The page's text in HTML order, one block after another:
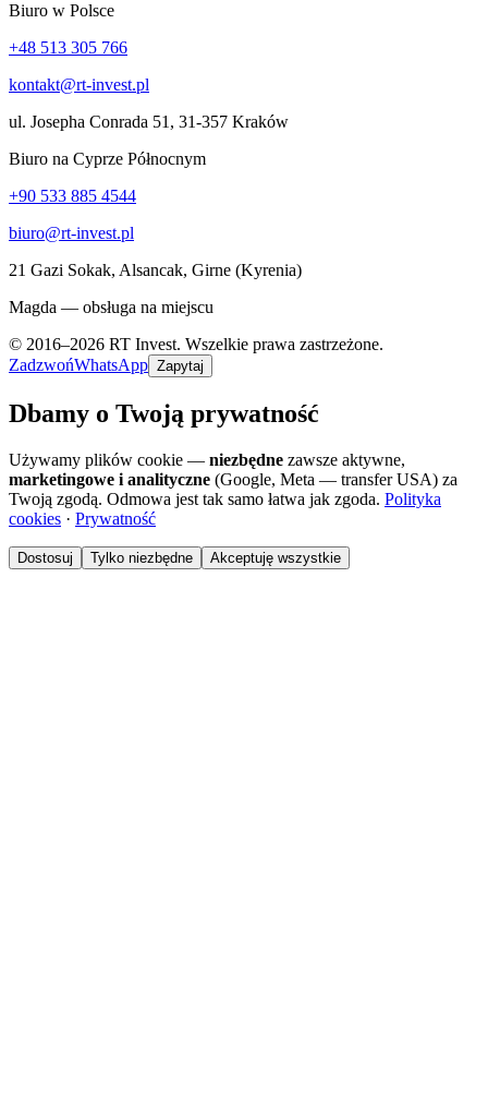
Biuro w Polsce
+48 513 305 766
kontakt@rt-invest.pl
ul. Josepha Conrada 51, 31-357 Kraków
Biuro na Cyprze Północnym
+90 533 885 4544
biuro@rt-invest.pl
21 Gazi Sokak, Alsancak, Girne (Kyrenia)
Magda — obsługa na miejscu
© 2016–2026 RT Invest. Wszelkie prawa zastrzeżone.
ZadzwońWhatsApp Zapytaj
Dbamy o Twoją prywatność
Używamy plików cookie — niezbędne zawsze aktywne,
marketingowe i analityczne (Google, Meta — transfer USA) za
Twoją zgodą. Odmowa jest tak samo łatwa jak zgoda. Polityka
cookies · Prywatność
Dostosuj Tylko niezbędne Akceptuję wszystkie